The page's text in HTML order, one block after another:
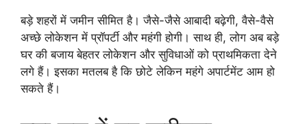
बड़े शहरों में जमीन सीमित है। जैसे-जैसे आबादी बढ़ेगी, वैसे-वैसे
अच्छे लोकेशन में प्रॉपर्टी और महंगी होगी। साथ ही, लोग अब बड़े
घर की बजाय बेहतर लोकेशन और सुविधाओं को प्राथमिकता देने
लगे हैं। इसका मतलब है कि छोटे लेकिन महंगे अपार्टमेंट आम हो
सकते हैं।